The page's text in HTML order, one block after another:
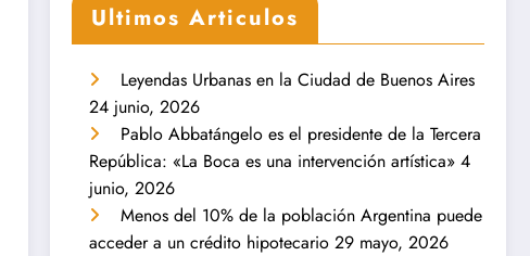
Ultimos Articulos
Leyendas Urbanas en la Ciudad de Buenos Aires
24 junio, 2026
Pablo Abbatángelo es el presidente de la Tercera
República: «La Boca es una intervención artística» 4
junio, 2026
Menos del 10% de la población Argentina puede
acceder a un crédito hipotecario 29 mayo, 2026